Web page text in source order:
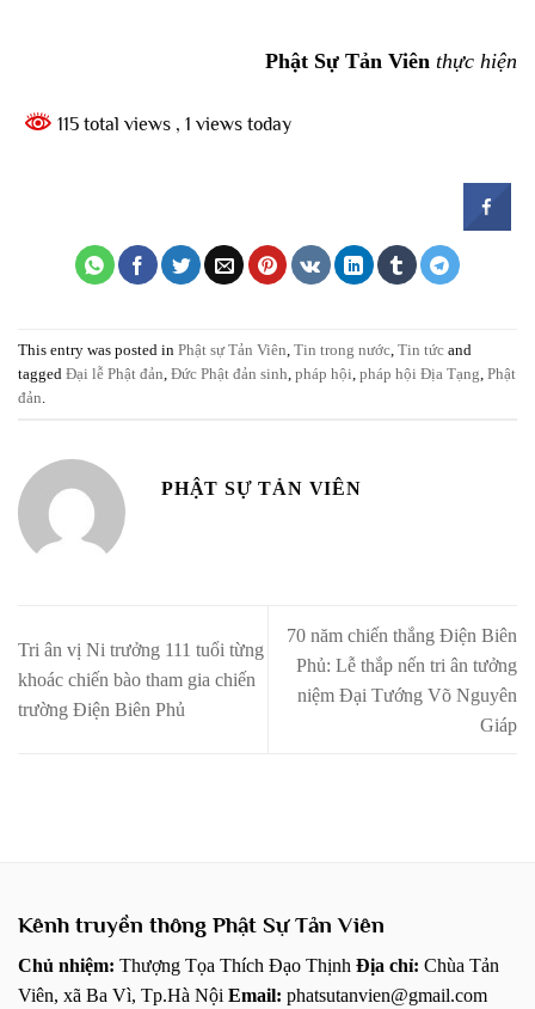
Phật Sự Tản Viên thực hiện
115 total views , 1 views today
This entry was posted in Phật sự Tản Viên Tin trong nước Tin tức and
tagged Đại lễ Phật đản Đức Phật đản sinh pháp hội pháp hội Địa Tạng Phật
đản
PHẬT SỰ TẢN VIÊN
Tri ân vị Ni trưởng 111 tuổi từng
khoác chiến bào tham gia chiến
trường Điện Biên Phủ
70 năm chiến thắng Điện Biên
Phủ: Lễ thắp nến tri ân tưởng
niệm Đại Tướng Võ Nguyên
Giáp
Kênh truyền thông Phật Sự Tản Viên
Chủ nhiệm: Thượng Tọa Thích Đạo Thịnh Địa chỉ: Chùa Tản
Viên, xã Ba Vì, Tp.Hà Nội Email: phatsutanvien@gmail.com